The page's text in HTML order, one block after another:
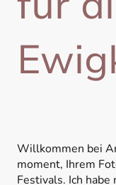
Willkommen bei
moment, Ihrem
Festivals. Ich habe